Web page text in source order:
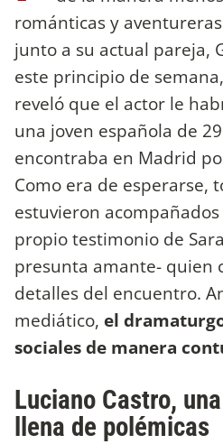
románticas y
junto a su actual pareja,
este principio de
reveló que el actor le
una joven española de
encontraba en Madrid
Como era de esperarse,
estuvieron
propio testimonio de
presunta amante- quien
detalles del encuentro.
mediático, el
sociales de manera
Luciano Castro,
llena de polémicas